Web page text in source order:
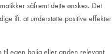
såfremt dette ønskes. Det
ift. at understøtte positive effekter
til egen bolig eller anden relevant